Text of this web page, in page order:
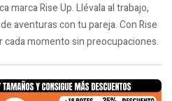
marca Rise Up. Llévala al trabajo,
aventuras con tu pareja. Con Rise
cada momento sin preocupaciones.